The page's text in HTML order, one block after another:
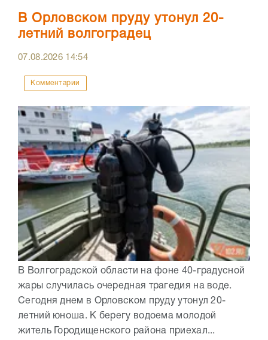
В Орловском пруду утонул 20-
летний волгоградец
07.08.2026 14:54
Комментарии
В Волгоградской области на фоне 40-градусной
жары случилась очередная трагедия на воде.
Сегодня днем в Орловском пруду утонул 20-
летний юноша. К берегу водоема молодой
житель Городищенского района приехал...